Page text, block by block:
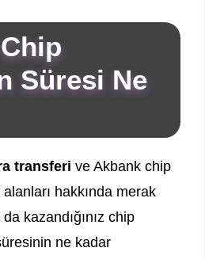
Süresi Ne
transferi ve Akbank chip
alanları hakkında merak
kazandığınız chip
ne kadar